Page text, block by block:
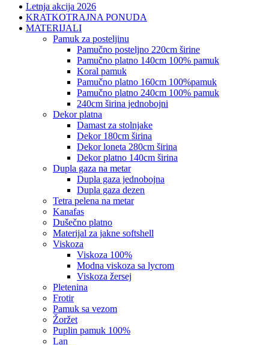
Letnja akcija 2026
KRATKOTRAJNA PONUDA
MATERIJALI
pamuk za posteljinu
pamučno posteljno 220cm širine
pamučno platno 140cm 100% pamuk
koral pamuk
pamučno platno 160cm 100%pamuk
pamučno platno 240cm 100% pamuk
240cm širina jednobojni
dekor platna
damast za stolnjake
dekor 180cm širina
dekor loneta 280cm širina
dekor platno 140cm širina
dupla gaza na metar
dupla gaza jednobojna
dupla gaza dezen
tetra pelena na metar
kanafas
dušečno platno
materijal za jakne softshell
viskoza
viskoza 100%
modna viskoza sa lycrom
viskoza žersej
pletenina
frotir
pamuk sa vezom
žoržet
puplin pamuk 100%
lan